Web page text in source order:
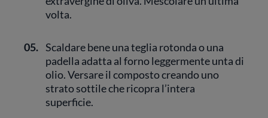
volta.
05. Scaldare bene una teglia rotonda o una
padella adatta al forno leggermente unta di
olio. Versare il composto creando uno
strato sottile che ricopra l’intera
superficie.